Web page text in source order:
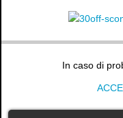
In caso di